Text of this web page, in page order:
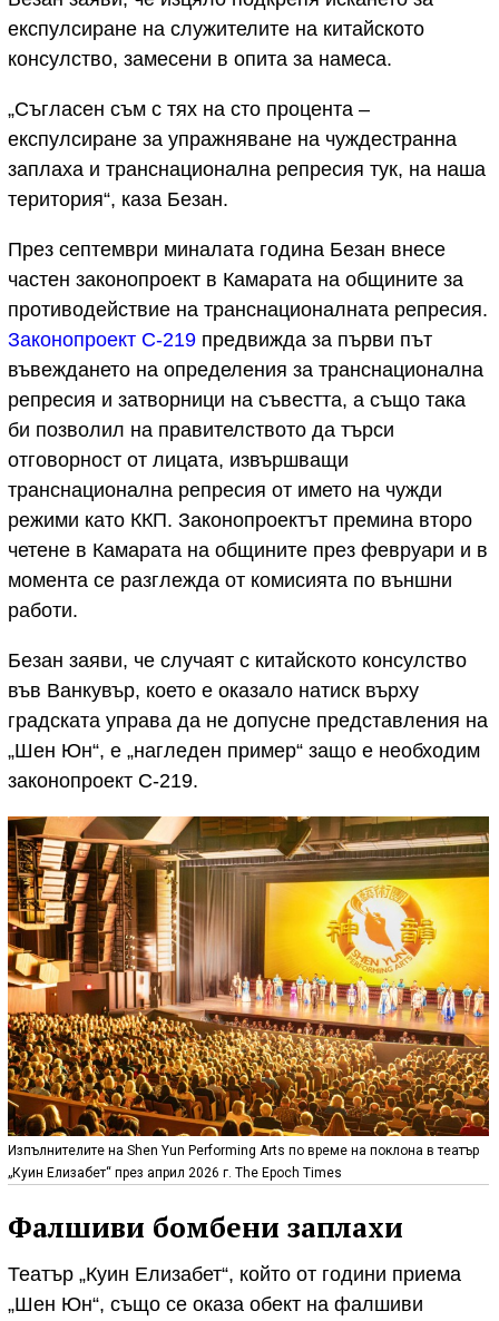
експулсиране на служителите на китайското
консулство, замесени в опита за намеса.
„Съгласен съм с тях на сто процента –
експулсиране за упражняване на чуждестранна
заплаха и транснационална репресия тук, на наша
територия“, каза Безан.
През септември миналата година Безан внесе
частен законопроект в Камарата на общините за
противодействие на транснационалната репресия.
Законопроект C-219 предвижда за първи път
въвеждането на определения за транснационална
репресия и затворници на съвестта, а също така
би позволил на правителството да търси
отговорност от лицата, извършващи
транснационална репресия от името на чужди
режими като ККП. Законопроектът премина второ
четене в Камарата на общините през февруари и в
момента се разглежда от комисията по външни
работи.
Безан заяви, че случаят с китайското консулство
във Ванкувър, което е оказало натиск върху
градската управа да не допусне представления на
„Шен Юн“, е „нагледен пример“ защо е необходим
законопроект C-219.
Изпълнителите на Shen Yun Performing Arts по време на поклона в театър
„Куин Елизабет“ през април 2026 г. The Epoch Times
Фалшиви бомбени заплахи
Театър „Куин Елизабет“, който от години приема
„Шен Юн“, също се оказа обект на фалшиви